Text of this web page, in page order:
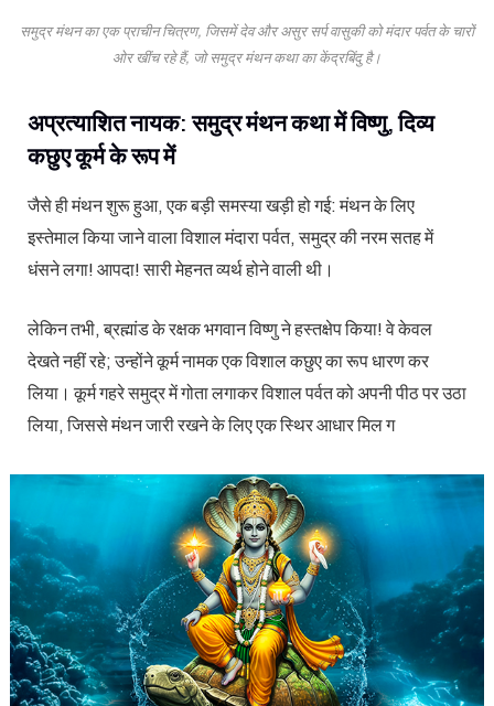
समुद्र मंथन का एक प्राचीन चित्रण, जिसमें देव और असुर सर्प वासुकी को मंदार पर्वत के चारों
ओर खींच रहे हैं, जो समुद्र मंथन कथा का केंद्रबिंदु है।
अप्रत्याशित नायक: समुद्र मंथन कथा में विष्णु, दिव्य
कछुए कूर्म के रूप में
जैसे ही मंथन शुरू हुआ, एक बड़ी समस्या खड़ी हो गई: मंथन के लिए
इस्तेमाल किया जाने वाला विशाल मंदारा पर्वत, समुद्र की नरम सतह में
धंसने लगा! आपदा! सारी मेहनत व्यर्थ होने वाली थी।
लेकिन तभी, ब्रह्मांड के रक्षक भगवान विष्णु ने हस्तक्षेप किया! वे केवल
देखते नहीं रहे; उन्होंने कूर्म नामक एक विशाल कछुए का रूप धारण कर
लिया। कूर्म गहरे समुद्र में गोता लगाकर विशाल पर्वत को अपनी पीठ पर उठा
लिया, जिससे मंथन जारी रखने के लिए एक स्थिर आधार मिल ग